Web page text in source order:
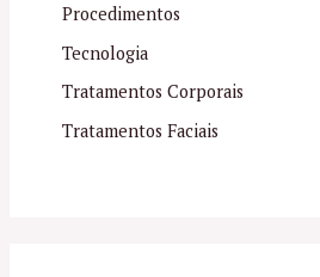
Procedimentos
Tecnologia
Tratamentos Corporais
Tratamentos Faciais